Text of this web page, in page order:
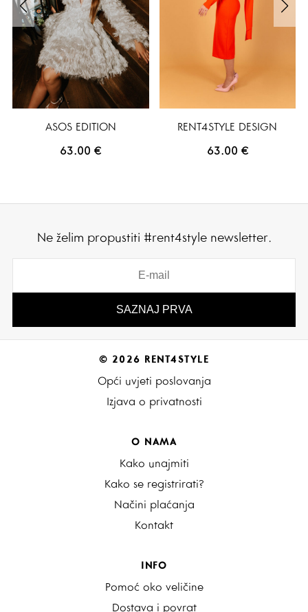
ASOS EDITION
63.00€
RENT4STYLE DESIGN
63.00 €
Ne želim propustiti #rent4style newsletter.
© 2026 RENT4STYLE
Opći uvjeti poslovanja
Izjava o privatnosti
O NAMA
Kako unajmiti
Kako se registrirati?
Načini plaćanja
Kontakt
INFO
Pomoć oko veličine
Dostava i povrat